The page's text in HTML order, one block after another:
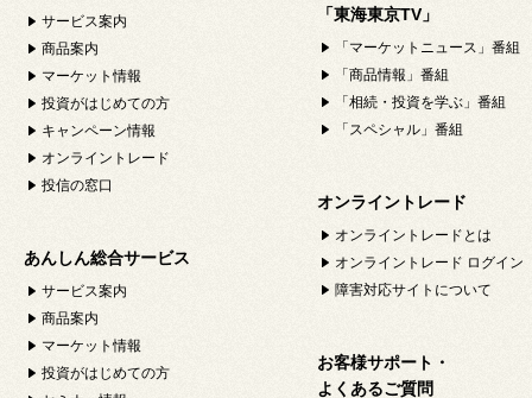
サービス案内
商品案内
マーケット情報
投資がはじめての方
キャンペーン情報
オンライントレード
投信の窓口
あんしん総合サービス
サービス案内
商品案内
マーケット情報
投資がはじめての方
「東海東京TV」
「マーケットニュース」番組
「商品情報」番組
「相続・投資を学ぶ」番組
「スペシャル」番組
オンライントレード
オンライントレードとは
オンライントレード ログイン
障害対応サイトについて
お客様サポート・
よくあるご質問